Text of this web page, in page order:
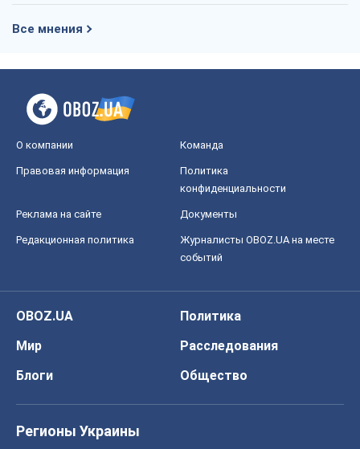
Все мнения
О компании Команда
Правовая информация
Политика
конфиденциальности
Реклама на сайте Документы
Редакционная политика
Журналисты OBOZ.UA на месте
событий
OBOZ.UA
Политика
Мир
Расследования
Блоги
Общество
Регионы Украины